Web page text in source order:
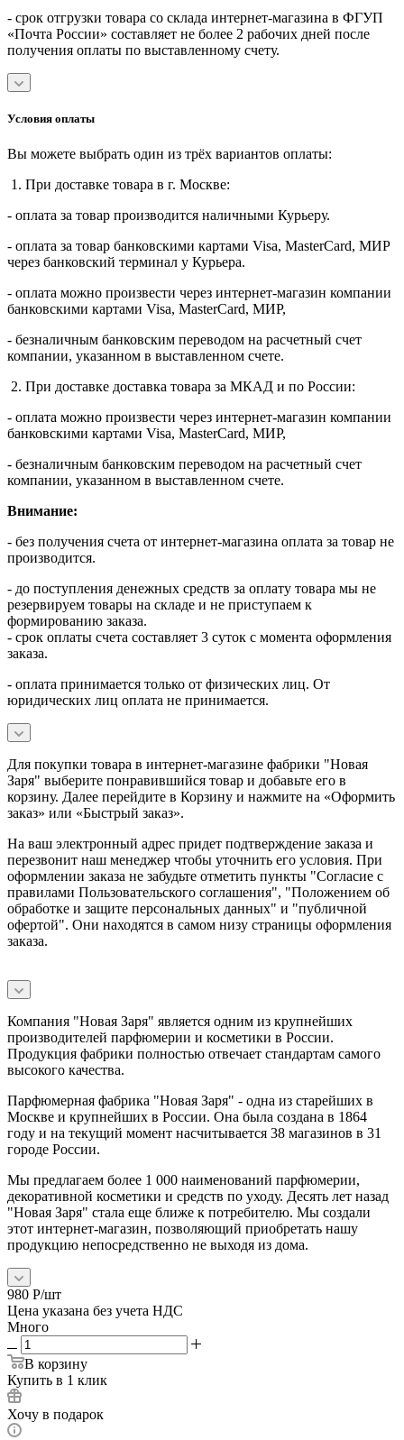
- срок отгрузки товара со склада интернет-магазина в ФГУП
«Почта России» составляет не более 2 рабочих дней после
получения оплаты по выставленному счету.
Условия оплаты
Вы можете выбрать один из трёх вариантов оплаты:
1. При доставке товара в г. Москве:
- оплата за товар производится наличными Курьеру.
- оплата за товар банковскими картами Visa, MasterСard, МИР
через банковский терминал у Курьера.
- оплата можно произвести через интернет-магазин компании
банковскими картами Visa, MasterСard, МИР,
- безналичным банковским переводом на расчетный счет
компании, указанном в выставленном счете.
2. При доставке доставка товара за МКАД и по России:
- оплата можно произвести через интернет-магазин компании
банковскими картами Visa, MasterСard, МИР,
- безналичным банковским переводом на расчетный счет
компании, указанном в выставленном счете.
Внимание:
- без получения счета от интернет-магазина оплата за товар не
производится.
- до поступления денежных средств за оплату товара мы не
резервируем товары на складе и не приступаем к
формированию заказа.
- срок оплаты счета составляет 3 суток с момента оформления
заказа.
- оплата принимается только от физических лиц. От
юридических лиц оплата не принимается.
Для покупки товара в интернет-магазине фабрики "Новая
Заря" выберите понравившийся товар и добавьте его в
корзину. Далее перейдите в Корзину и нажмите на «Оформить
заказ» или «Быстрый заказ».
На ваш электронный адрес придет подтверждение заказа и
перезвонит наш менеджер чтобы уточнить его условия. При
оформлении заказа не забудьте отметить пункты "Согласие с
правилами Пользовательского соглашения", "Положением об
обработке и защите персональных данных" и "публичной
офертой". Они находятся в самом низу страницы оформления
заказа.
Компания "Новая Заря" является одним из крупнейших
производителей парфюмерии и косметики в России.
Продукция фабрики полностью отвечает стандартам самого
высокого качества.
Парфюмерная фабрика "Новая Заря" - одна из старейших в
Москве и крупнейших в России. Она была создана в 1864
году и на текущий момент насчитывается 38 магазинов в 31
городе России.
Мы предлагаем более 1 000 наименований парфюмерии,
декоративной косметики и средств по уходу. Десять лет назад
"Новая Заря" стала еще ближе к потребителю. Мы создали
этот интернет-магазин, позволяющий приобретать нашу
продукцию непосредственно не выходя из дома.
980 Р/шт
Цена указана без учета НДС
Много
В корзину
Купить в 1 клик
Хочу в подарок